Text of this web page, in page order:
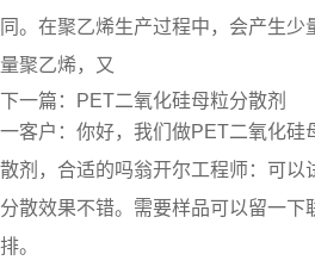
同。在聚乙烯生产过程中，会产生
量聚乙烯，又
下一篇：
PET二氧化硅母粒分散剂
一客户：你好，我们做PET二氧化硅
散剂，合适的吗翁开尔工程师：可以
分散效果不错。需要样品可以留一下
排。